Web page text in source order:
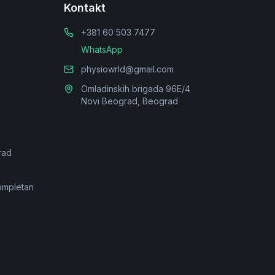
Kontakt
+381 60 503 7477
WhatsApp
physiowrld@gmail.com
Omladinskih brigada 96E/4
Novi Beograd, Beograd